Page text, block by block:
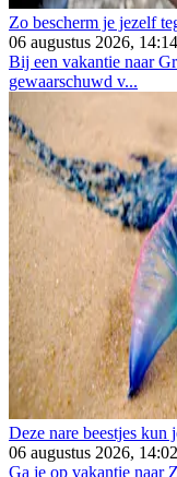
Zo bescherm je jezelf
06 augustus 2026, 14:14
Bij een vakantie naar
gewaarschuwd v...
Deze nare beestjes
06 augustus 2026, 14:02
Ga je op vakantie naar